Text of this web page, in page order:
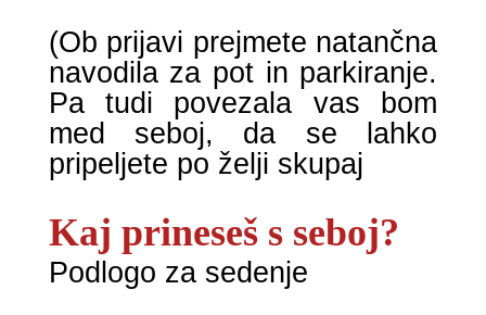
(Ob prijavi prejmete natančna
navodila za pot in parkiranje.
Pa tudi povezala vas bom
med seboj, da se lahko
pripeljete po želji skupaj
Kaj prineseš s seboj?
Podlogo za sedenje